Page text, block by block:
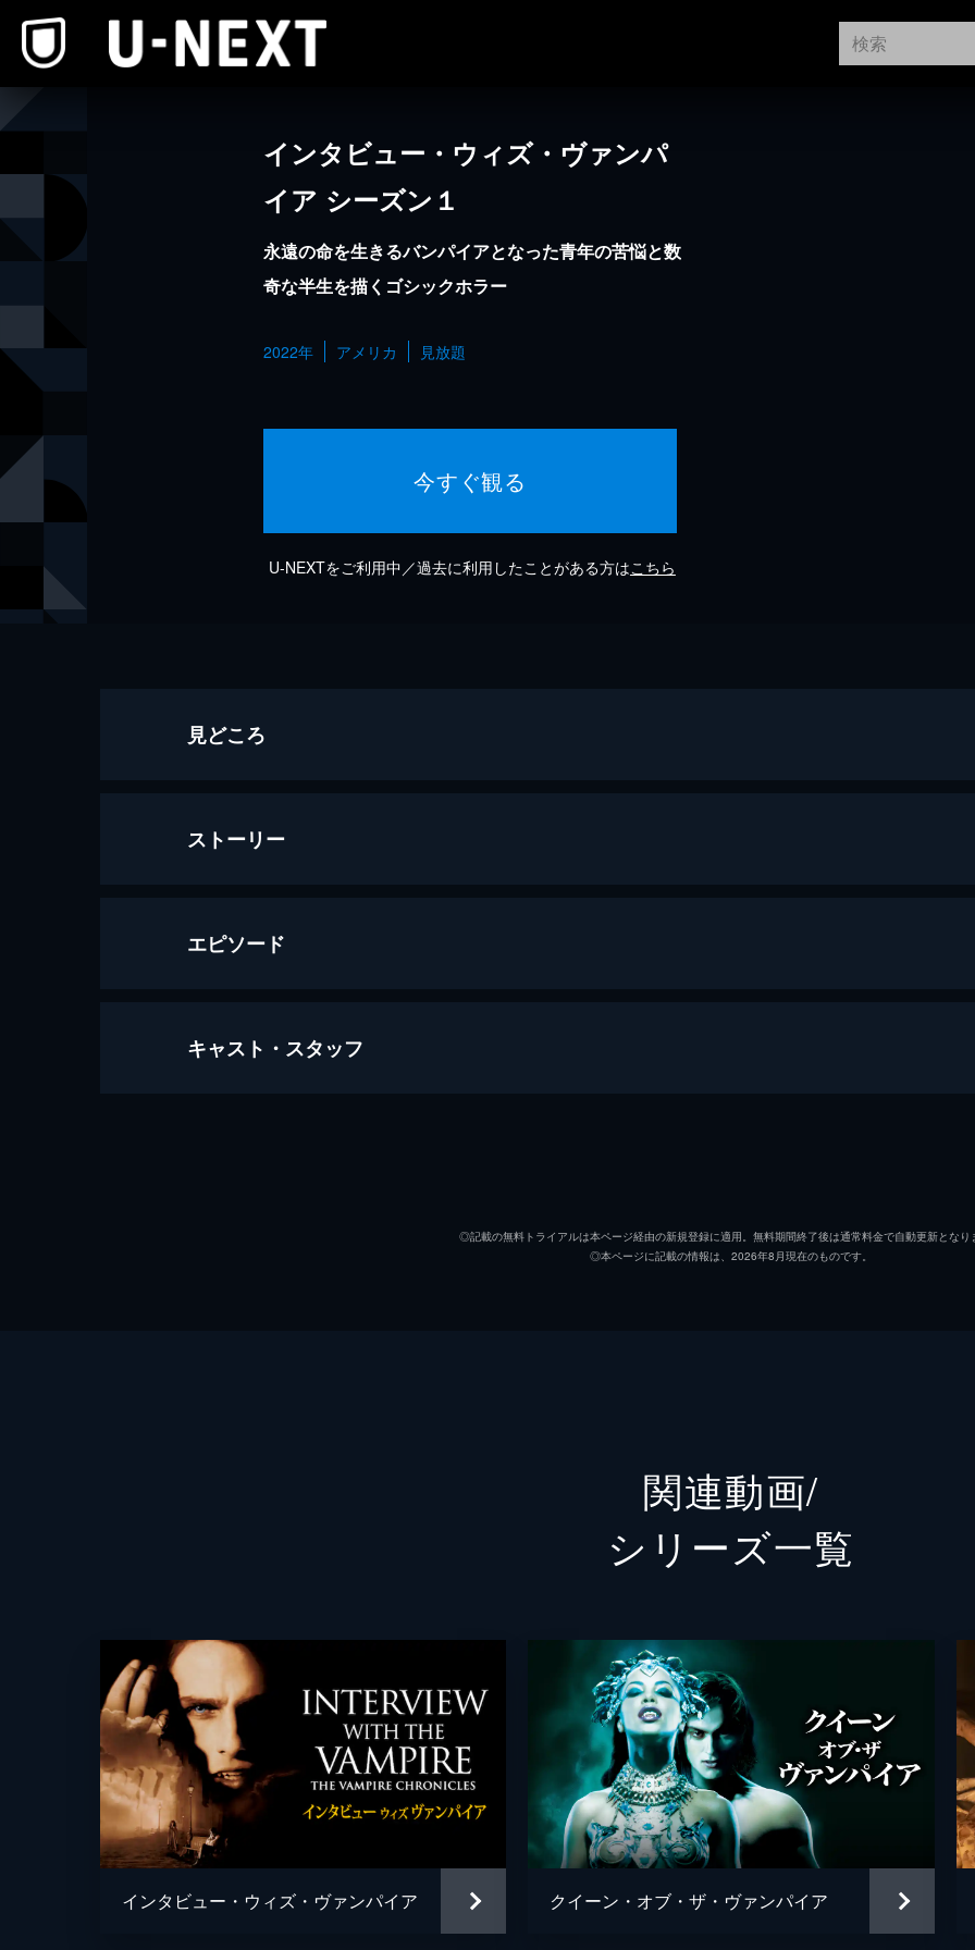
インタビュー・ウィズ・ヴァンパ
イア シーズン１
永遠の命を生きるバンパイアとなった青年の苦悩と数
奇な半生を描くゴシックホラー
2022年 アメリカ 見放題
今すぐ観る
U-NEXTをご利用中／過去に利用したことがある方はこちら
見どころ
ストーリー
エピソード
第1話 強まる驚異の真っただ中に
第2話 かつての自分の幻影の果てに
食事をしながらインタビューを進めることになったダニエル。しかし、ルイは7皿目から食事を共に
読み、犯罪者たちだけを狩るのはどうかと考える。“狩りは理性ではなく本能でやるものだ”と諭すレ
ア”と記された日記を開くと、一人の少女がバンパイアとして生きることになった過程が書かれて
た。
42分
第5話 打ちのめされる心臓への卑劣な飢え
ラシッドの血を吸うルイを横目に、ダニエルはクローディアの日記を読み続けていた。彼女が殺
人々の最期の言葉と少女の心の叫び。クローディアを心配していたルイは、夜ごと翼を折った鳩を
に置いていた。
44分
キャスト・スタッフ
エリック・ボゴシアン
◎記載の無料トライアルは本ページ経由の新規登録に適用。無料期間終了後は通常料金で自動更新となり
◎本ページに記載の情報は、2026年8月現在のものです。
関連動画/
シリーズ⼀覧
インタビュー・ウィズ・ヴァンパイア クイーン・オブ・ザ・ヴァンパイア